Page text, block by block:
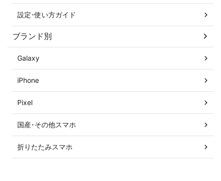
設定･使い方ガイド
ブランド別
Galaxy
iPhone
Pixel
国産･その他スマホ
折りたたみスマホ